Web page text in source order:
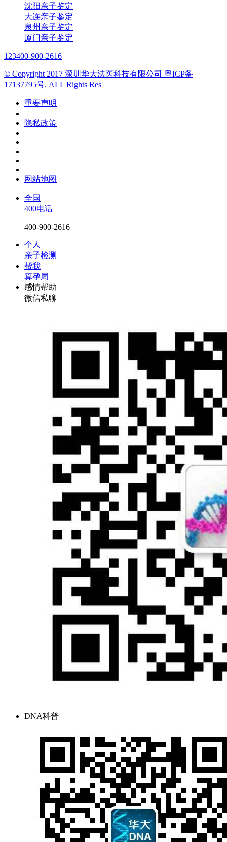
沈阳亲子鉴定
大连亲子鉴定
泉州亲子鉴定
厦门亲子鉴定
123400-900-2616
© Copyright 2017 深圳华大法医科技有限公司 粤ICP备
17137795号. ALL Rights Res
重要声明
|
隐私政策
|
|
|
网站地图
全国
400电话
400-900-2616
个人
亲子检测
帮我
算孕周
感情帮助
微信私聊
DNA科普